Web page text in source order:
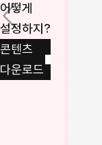
어떻게
설정하지?
콘텐츠
다운로드